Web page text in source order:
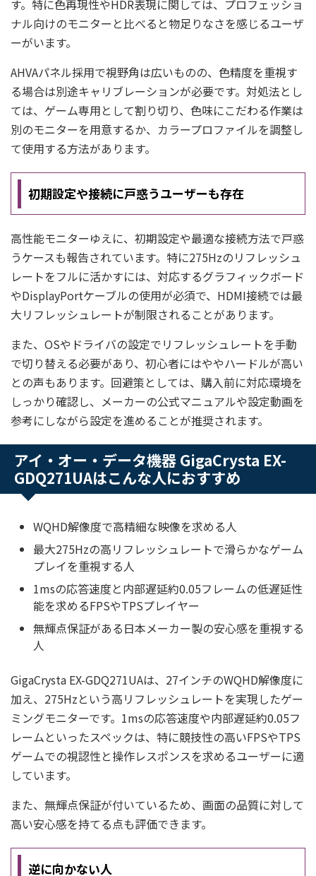
す。特に色再現性やHDR表現に関しては、プロフェッショ
ナル向けのモニターと比べると物足りなさを感じるユーザ
ーがいます。
AHVAパネル採用で視野角は広いものの、色精度を重視す
る場合は別途キャリブレーションが必要です。対処法とし
ては、ゲーム専用として割り切り、色味にこだわる作業は
別のモニターを用意するか、カラープロファイルを調整し
て使用する方法があります。
初期設定や接続に戸惑うユーザーも存在
高性能モニターゆえに、初期設定や最適な接続方法で戸惑
うケースも報告されています。特に275Hzのリフレッシュ
レートをフルに活かすには、対応するグラフィックボード
やDisplayPortケーブルの使用が必須で、HDMI接続では最
大リフレッシュレートが制限されることがあります。
また、OSやドライバの設定でリフレッシュレートを手動
で切り替える必要があり、初心者にはややハードルが高い
との声もあります。回避策としては、購入前に対応環境を
しっかり確認し、メーカーの公式マニュアルや設定動画を
参考にしながら設定を進めることが推奨されます。
アイ・オー・データ機器 GigaCrysta EX-
GDQ271UAはこんな人におすすめ
WQHD解像度で高精細な映像を求める人
最大275Hzの高リフレッシュレートで滑らかなゲーム
プレイを重視する人
1msの応答速度と内部遅延約0.05フレームの低遅延性
能を求めるFPSやTPSプレイヤー
無輝点保証がある日本メーカー製の安心感を重視する
人
GigaCrysta EX-GDQ271UAは、27インチのWQHD解像度に
加え、275Hzという高リフレッシュレートを実現したゲー
ミングモニターです。1msの応答速度や内部遅延約0.05フ
レームといったスペックは、特に競技性の高いFPSやTPS
ゲームでの視認性と操作レスポンスを求めるユーザーに適
しています。
また、無輝点保証が付いているため、画面の品質に対して
高い安心感を持てる点も評価できます。
逆に向かない人